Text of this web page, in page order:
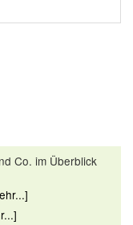
Co. im Überblick